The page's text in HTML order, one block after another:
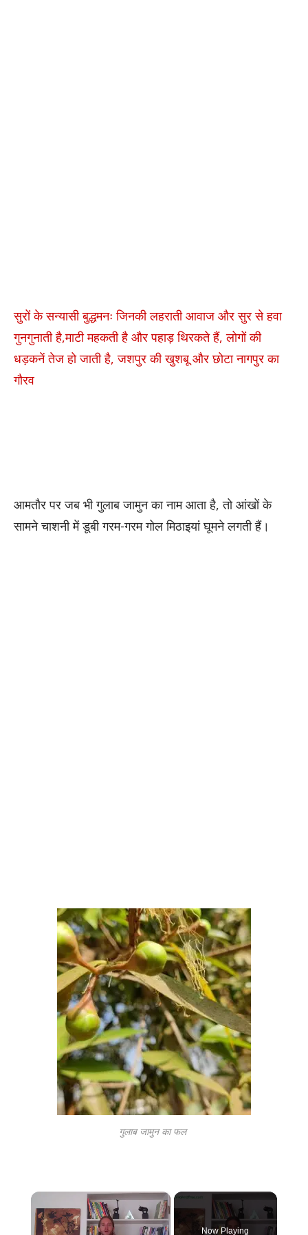
सुरों के सन्यासी बुद्धमनः जिनकी लहराती आवाज और सुर से हवा
गुनगुनाती है,माटी महकती है और पहाड़ थिरकते हैं, लोगों की
धड़कनें तेज हो जाती है, जशपुर की खुशबू और छोटा नागपुर का
गौरव
आमतौर पर जब भी गुलाब जामुन का नाम आता है, तो आंखों के
सामने चाशनी में डूबी गरम-गरम गोल मिठाइयां घूमने लगती हैं।
गुलाब जामुन का फल
×
Now Playing